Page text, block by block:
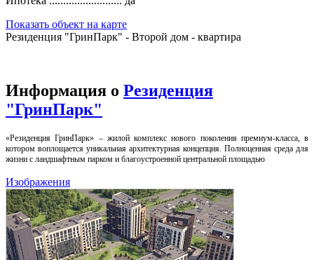
Показать объект на карте
Резиденция "ГринПарк" - Второй дом - квартира
Информация о Резиденция
"ГринПарк"
«Резиденция ГринПарк» – жилой комплекс нового поколения премиум-класса, в
котором воплощается уникальная архитектурная концепция. Полноценная среда для
жизни с ландшафтным парком и благоустроенной центральной площадью
Изображения